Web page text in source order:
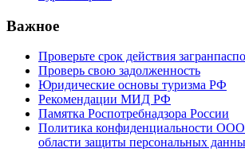
Важное
Проверьте срок действия
Проверь свою задолженность
Юридические основы туризма РФ
Рекомендации МИД РФ
Памятка Роспотребнадзора России
Политика конфиденциальности
области защиты персональных